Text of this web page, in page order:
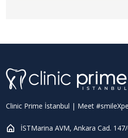
Clinic Prime İstanbul | Meet
İSTMarina AVM, Ankara Cad.